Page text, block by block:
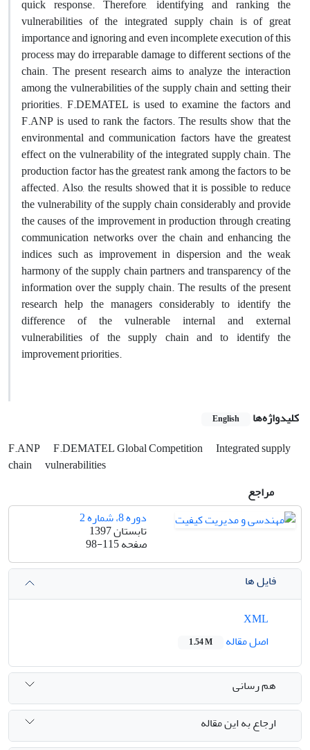
quick response. Therefore, identifying and ranking the
vulnerabilities of the integrated supply chain is of great
importance and ignoring and even incomplete execution of this
process may do irreparable damage to different sections of the
chain. The present research aims to analyze the interaction
among the vulnerabilities of the supply chain and setting their
priorities. F.DEMATEL is used to examine the factors and
F.ANP is used to rank the factors. The results show that the
environmental and communication factors have the greatest
effect on the vulnerability of the integrated supply chain. The
production factor has the greatest rank among the factors to be
affected. Also, the results showed that it is possible to reduce
the vulnerability of the supply chain considerably and provide
the causes of the improvement in production through creating
communication networks over the chain and enhancing the
indices such as improvement in dispersion and the weak
harmony of the supply chain partners and transparency of the
information over the supply chain. The results of the present
research help the managers considerably to identify the
difference of the vulnerable internal and external
vulnerabilities of the supply chain and to identify the
improvement priorities.
کلیدواژه‌ها English
F.ANP F.DEMATEL Global Competition
Integrated supply
chain
vulnerabilities
مراجع
دوره 8، شماره 2
تابستان 1397
صفحه98-115
فایل ها
اصل مقاله
1.54 M
هم رسانی
ارجاع به این مقاله